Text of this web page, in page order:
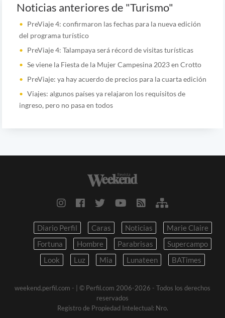
Noticias anteriores de "Turismo"
PreViaje 4: confirmaron las fechas para la nueva edición
del programa turístico
PreViaje 4: Talampaya será récord de visitas turísticas
Se viene la Fiesta de la Mujer Campesina 2023 en Crotto
PreViaje: ya hay acuerdo de precios para la cuarta edición
Viajes: algunos países ya relajaron los requisitos de
ingreso, pero no pasa en todos
Diario Perfil Caras Noticias
Marie Claire
Fortuna
Hombre Parabrisas
Supercampo
Look
Luz Mia Lunateen BATimes
weekend.perfil.com -
| © Perfil.com 2006-2026 - Todos los derechos
reservados
Registro de Propiedad Intelectual: Nro.